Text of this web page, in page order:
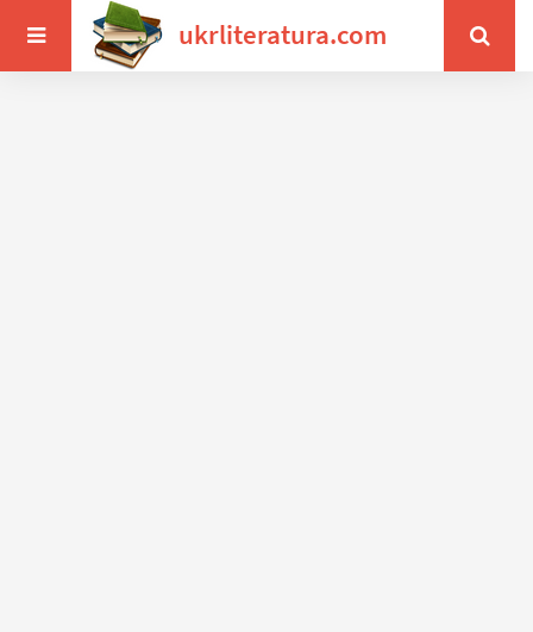
ukrliteratura.com